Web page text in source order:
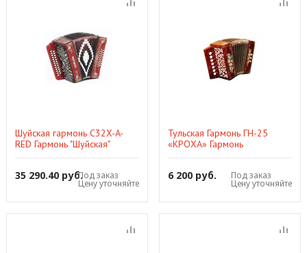
Шуйская гармонь C32X-A-
RED Гармонь "Шуйская"
35 290.40 руб.Под заказ
Цену уточняйте
Тульская Гармонь ГН-25
«КРОХА» Гармонь
6 200 руб. Под заказ
Цену уточняйте